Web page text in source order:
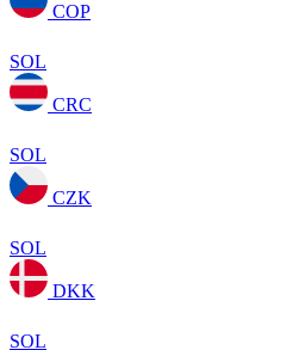
COP
SOL
CRC
SOL
CZK
SOL
DKK
SOL